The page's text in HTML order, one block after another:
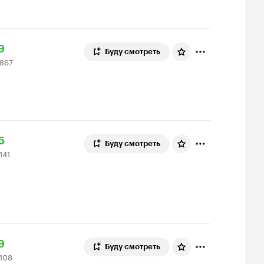
Буду смотреть
Буду смотреть
Буду смотреть